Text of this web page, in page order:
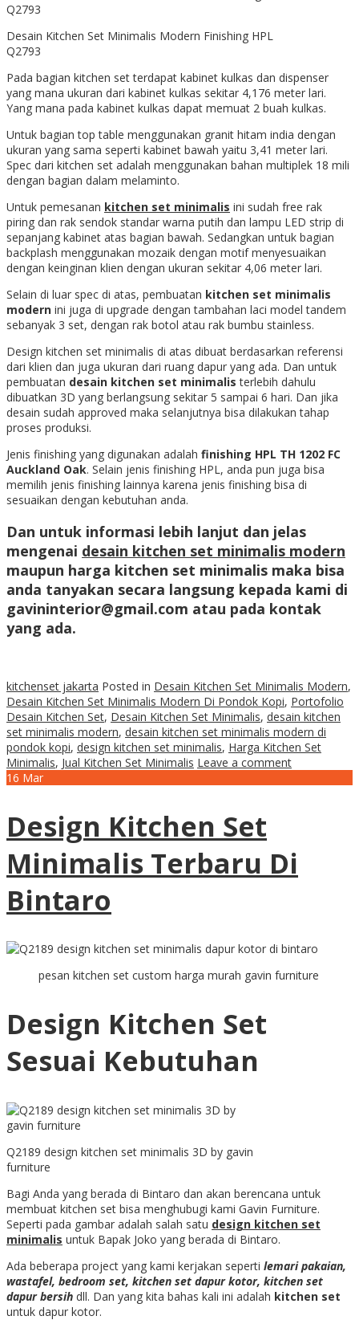
Desain Kitchen Set Minimalis Modern Finishing HPL
Q2793
Pada bagian kitchen set terdapat kabinet kulkas dan dispenser
yang mana ukuran dari kabinet kulkas sekitar 4,176 meter lari.
Yang mana pada kabinet kulkas dapat memuat 2 buah kulkas.
Untuk bagian top table menggunakan granit hitam india dengan
ukuran yang sama seperti kabinet bawah yaitu 3,41 meter lari.
Spec dari kitchen set adalah menggunakan bahan multiplek 18 mili
dengan bagian dalam melaminto.
Untuk pemesanan kitchen set minimalis ini sudah free rak
piring dan rak sendok standar warna putih dan lampu LED strip di
sepanjang kabinet atas bagian bawah. Sedangkan untuk bagian
backplash menggunakan mozaik dengan motif menyesuaikan
dengan keinginan klien dengan ukuran sekitar 4,06 meter lari.
Selain di luar spec di atas, pembuatan kitchen set minimalis
modern ini juga di upgrade dengan tambahan laci model tandem
sebanyak 3 set, dengan rak botol atau rak bumbu stainless.
Design kitchen set minimalis di atas dibuat berdasarkan referensi
dari klien dan juga ukuran dari ruang dapur yang ada. Dan untuk
pembuatan desain kitchen set minimalis terlebih dahulu
dibuatkan 3D yang berlangsung sekitar 5 sampai 6 hari. Dan jika
desain sudah approved maka selanjutnya bisa dilakukan tahap
proses produksi.
Jenis finishing yang digunakan adalah finishing HPL TH 1202 FC
Auckland Oak. Selain jenis finishing HPL, anda pun juga bisa
memilih jenis finishing lainnya karena jenis finishing bisa di
sesuaikan dengan kebutuhan anda.
Dan untuk informasi lebih lanjut dan jelas
mengenai desain kitchen set minimalis modern
maupun harga kitchen set minimalis maka bisa
anda tanyakan secara langsung kepada kami di
gavininterior@gmail.com atau pada kontak
yang ada.
kitchenset jakarta Posted in Desain Kitchen Set Minimalis Modern,
Desain Kitchen Set Minimalis Modern Di Pondok Kopi, Portofolio
Desain Kitchen Set, Desain Kitchen Set Minimalis, desain kitchen
set minimalis modern, desain kitchen set minimalis modern di
pondok kopi, design kitchen set minimalis, Harga Kitchen Set
Minimalis, Jual Kitchen Set Minimalis Leave a comment
16 Mar
Design Kitchen Set
Minimalis Terbaru Di
Bintaro
pesan kitchen set custom harga murah gavin furniture
Design Kitchen Set
Sesuai Kebutuhan
Q2189 design kitchen set minimalis 3D by gavin
furniture
Bagi Anda yang berada di Bintaro dan akan berencana untuk
membuat kitchen set bisa menghubugi kami Gavin Furniture.
Seperti pada gambar adalah salah satu design kitchen set
minimalis untuk Bapak Joko yang berada di Bintaro.
Ada beberapa project yang kami kerjakan seperti lemari pakaian,
wastafel, bedroom set, kitchen set dapur kotor, kitchen set
dapur bersih dll. Dan yang kita bahas kali ini adalah kitchen set
untuk dapur kotor.